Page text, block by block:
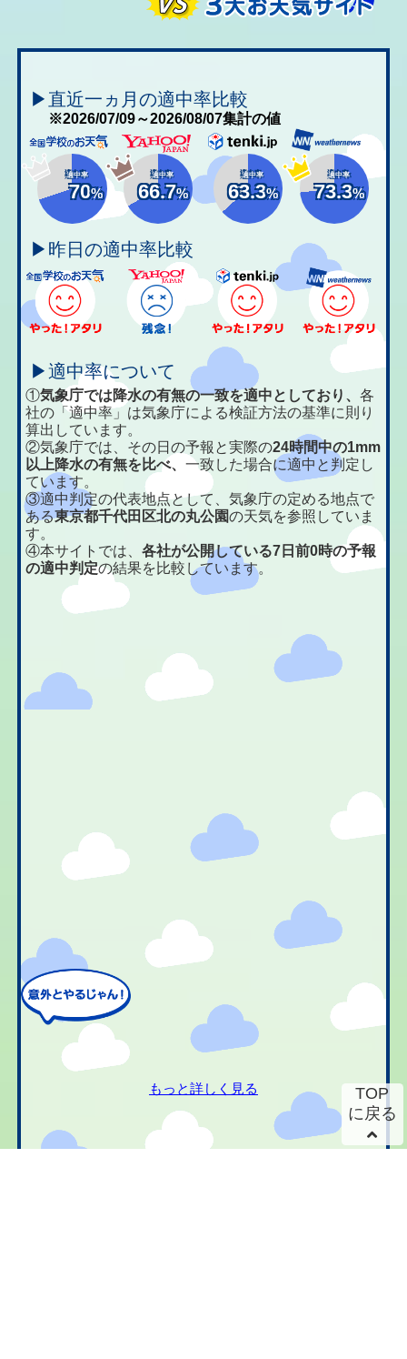
▶直近一ヵ月の適中率比較
※2026/07/09～2026/08/07集計の値
適中率
70%
適中率
66.7%
適中率
63.3%
適中率
73.3%
▶昨日の適中率比較
▶適中率について
①気象庁では降水の有無の一致を適中としており、各
社の「適中率」は気象庁による検証方法の基準に則り
算出しています。
②気象庁では、その日の予報と実際の24時間中の1mm
以上降水の有無を比べ、一致した場合に適中と判定し
ています。
③適中判定の代表地点として、気象庁の定める地点で
ある東京都千代田区北の丸公園の天気を参照していま
す。
④本サイトでは、各社が公開している7日前0時の予報
の適中判定の結果を比較しています。
もっと詳しく見る
TOP
に戻る